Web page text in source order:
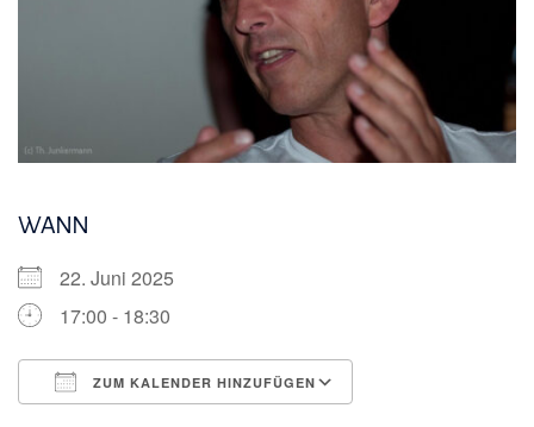
WANN
22. Juni 2025
17:00 - 18:30
ZUM KALENDER HINZUFÜGEN